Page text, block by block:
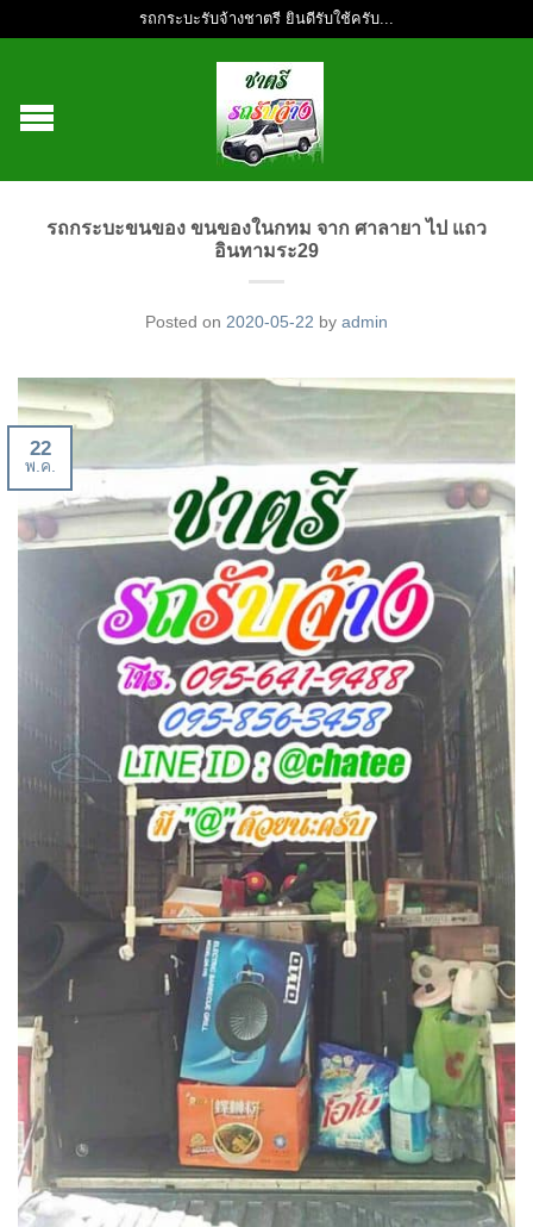
รถกระบะรับจ้างชาตรี ยินดีรับใช้ครับ...
รถกระบะขนของ ขนของในกทม จาก ศาลายา ไป แถว
อินทามระ29
Posted on 2020-05-22 by admin
22
พ.ค.